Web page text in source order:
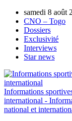
samedi 8 août
CNO – Togo
Dossiers
Exclusivité
Interviews
Star news
Informations
international -
national et